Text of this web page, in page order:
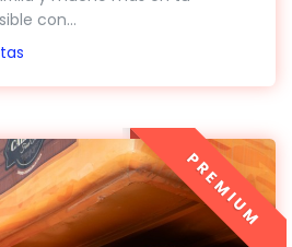
con...
PREMIUM